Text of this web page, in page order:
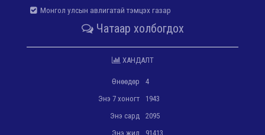
Монгол улсын авлигатай тэмцэх газар
Чатаар холбогдох
ХАНДАЛТ
Өнөөдөр
4
Энэ 7 хоногт
1943
Энэ сард
2095
Энэ жил
91413